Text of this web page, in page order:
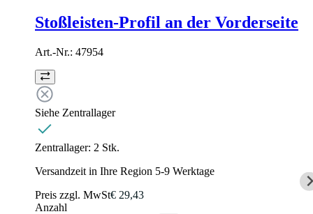
Stoßleisten-Profil an der Vorderseite
Art.-Nr.: 47954
Siehe Zentrallager
Zentrallager: 2 Stk.
Versandzeit in Ihre Region 5-9 Werktage
Preis zzgl. MwSt€ 29,43
Anzahl